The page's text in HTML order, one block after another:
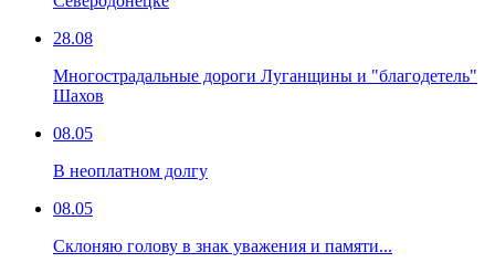
28.08
Многострадальные дороги Луганщины и "благодетель"
Шахов
08.05
В неоплатном долгу
08.05
Склоняю голову в знак уважения и памяти...